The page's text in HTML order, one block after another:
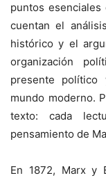
puntos
cuentan el
histórico y el
organización
presente
mundo moderno.
texto: cada
pensamiento de
En 1872, Marx y